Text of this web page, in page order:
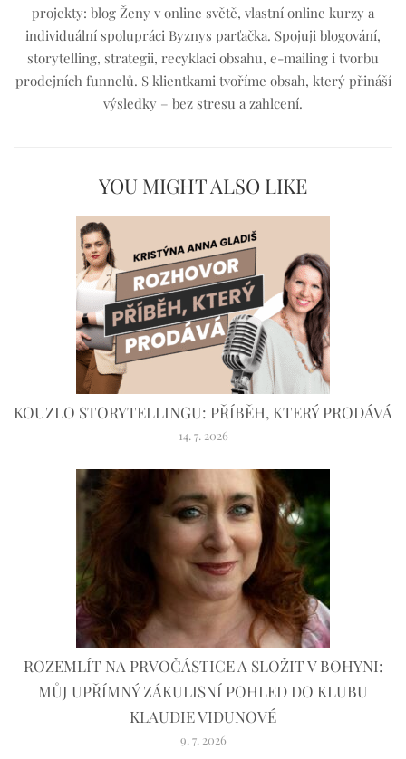
projekty: blog Ženy v online světě, vlastní online kurzy a
individuální spolupráci Byznys parťačka. Spojuji blogování,
storytelling, strategii, recyklaci obsahu, e-mailing i tvorbu
prodejních funnelů. S klientkami tvoříme obsah, který přináší
výsledky – bez stresu a zahlcení.
YOU MIGHT ALSO LIKE
KOUZLO STORYTELLINGU: PŘÍBĚH, KTERÝ PRODÁVÁ
14. 7. 2026
ROZEMLÍT NA PRVOČÁSTICE A SLOŽIT V BOHYNI:
MŮJ UPŘÍMNÝ ZÁKULISNÍ POHLED DO KLUBU
KLAUDIE VIDUNOVÉ
9. 7. 2026